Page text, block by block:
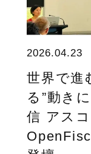
2026.04.23
世界で進
る”動き
信 アス